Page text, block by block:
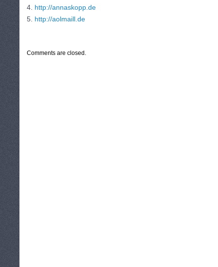
4. http://annaskopp.de
5. http://aolmaill.de
Comments are closed.